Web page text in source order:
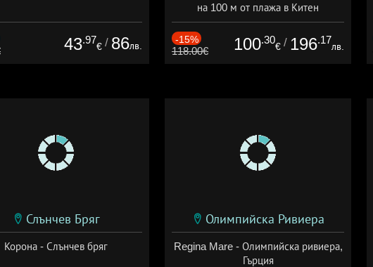
43.97
€ / 86лв.
на 100 м от плажа в Китен
Дата: 01.06 - 29.09 + all inclusive
-15%
118.00€ 100.30
€ / 196.17
лв.
Слънчев Бряг
Корона - Слънчев бряг
Олимпийска Ривиера
Regina Mare - Олимпийска ривиера,
Гърция